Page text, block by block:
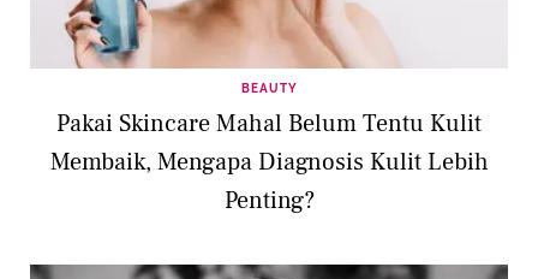
BEAUTY
Pakai Skincare Mahal Belum Tentu Kulit
Membaik, Mengapa Diagnosis Kulit Lebih
Penting?